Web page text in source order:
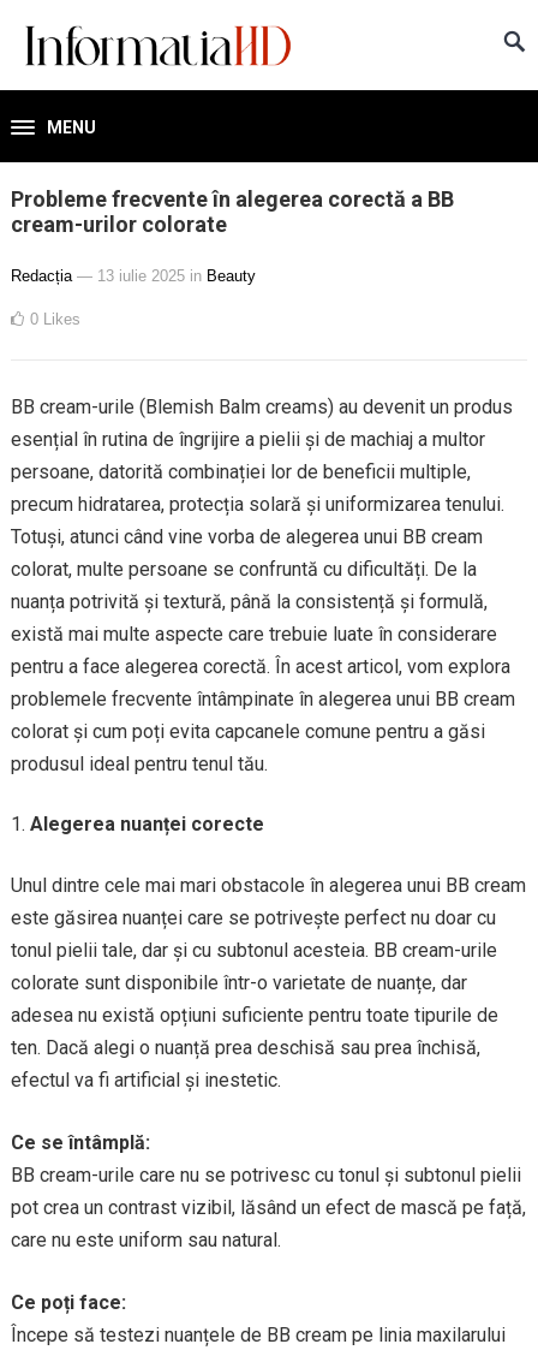
MENU
Probleme frecvente în alegerea corectă a BB
cream-urilor colorate
Redacția — 13 iulie 2025 in Beauty
0 Likes
BB cream-urile (Blemish Balm creams) au devenit un produs
esențial în rutina de îngrijire a pielii și de machiaj a multor
persoane, datorită combinației lor de beneficii multiple,
precum hidratarea, protecția solară și uniformizarea tenului.
Totuși, atunci când vine vorba de alegerea unui BB cream
colorat, multe persoane se confruntă cu dificultăți. De la
nuanța potrivită și textură, până la consistență și formulă,
există mai multe aspecte care trebuie luate în considerare
pentru a face alegerea corectă. În acest articol, vom explora
problemele frecvente întâmpinate în alegerea unui BB cream
colorat și cum poți evita capcanele comune pentru a găsi
produsul ideal pentru tenul tău.
Alegerea nuanței corecte
Unul dintre cele mai mari obstacole în alegerea unui BB cream
este găsirea nuanței care se potrivește perfect nu doar cu
tonul pielii tale, dar și cu subtonul acesteia. BB cream-urile
colorate sunt disponibile într-o varietate de nuanțe, dar
adesea nu există opțiuni suficiente pentru toate tipurile de
ten. Dacă alegi o nuanță prea deschisă sau prea închisă,
efectul va fi artificial și inestetic.
Ce se întâmplă:
BB cream-urile care nu se potrivesc cu tonul și subtonul pielii
pot crea un contrast vizibil, lăsând un efect de mască pe față,
care nu este uniform sau natural.
Ce poți face:
Începe să testezi nuanțele de BB cream pe linia maxilarului